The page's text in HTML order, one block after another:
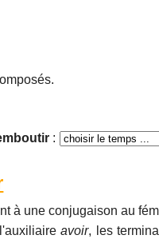
:
à une conjugaison au
l'auxiliaireavoir, les